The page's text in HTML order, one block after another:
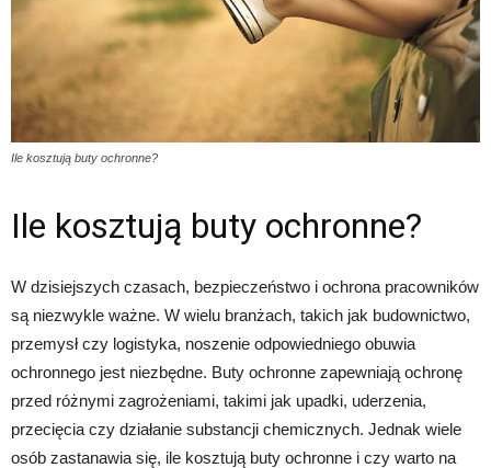
Ile kosztują buty ochronne?
Ile kosztują buty ochronne?
W dzisiejszych czasach, bezpieczeństwo i ochrona pracowników
są niezwykle ważne. W wielu branżach, takich jak budownictwo,
przemysł czy logistyka, noszenie odpowiedniego obuwia
ochronnego jest niezbędne. Buty ochronne zapewniają ochronę
przed różnymi zagrożeniami, takimi jak upadki, uderzenia,
przecięcia czy działanie substancji chemicznych. Jednak wiele
osób zastanawia się, ile kosztują buty ochronne i czy warto na